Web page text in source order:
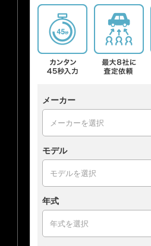
メーカー
モデル
年式